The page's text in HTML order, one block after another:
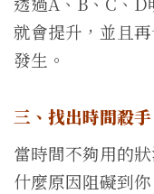
就會提升，並且
發生。
三、找出時間殺手
當時間不夠用的
什麼原因阻礙到